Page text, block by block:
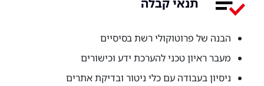
תנאי קבלה
הבנה של פרוטוקולי רשת בסיסיים
מעבר ראיון טכני להערכת ידע וכישורים
ניסיון בעבודה עם כלי ניטור ובדיקת אתרים